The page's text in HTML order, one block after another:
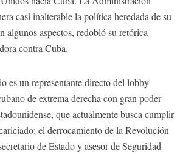
casi inalterable la política heredada de su
algunos aspectos, redobló su retórica
contra Cuba.
es un representante directo del lobby
de extrema derecha con gran poder
que actualmente busca cumplir
el derrocamiento de la Revolución
de Estado y asesor de Seguridad